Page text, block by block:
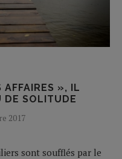
AFFAIRES », IL
DE SOLITUDE
2017
sont soufflés par le